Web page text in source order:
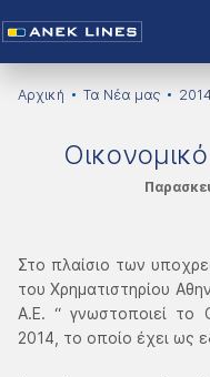
Αρχική Τα Νέα μας 2014
Στο πλαίσιο των
του Χρηματιστηρίου
Α.Ε. “ γνωστοποιεί το
2014, το οποίο έχει ως